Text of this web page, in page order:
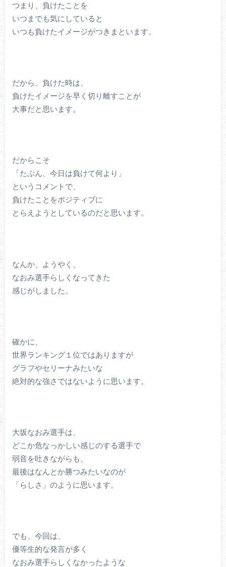
つまり、負けたことを
いつまでも気にしていると
いつも負けたイメージがつきまといます。
だから、負けた時は、
負けたイメージを早く切り離すことが
大事だと思います。
だからこそ
「たぶん、今日は負けて何より」
というコメントで、
負けたことをポジティブに
とらえようとしているのだと思います。
なんか、ようやく、
なおみ選手らしくなってきた
感じがしました。
確かに、
世界ランキング１位ではありますが
グラフやセリーナみたいな
絶対的な強さではないように思います。
大坂なおみ選手は、
どこか危なっかしい感じのする選手で
弱音を吐きながらも、
最後はなんとか勝つみたいなのが
「らしさ」のように思います。
でも、今回は、
優等生的な発言が多く
なおみ選手らしくなかったような